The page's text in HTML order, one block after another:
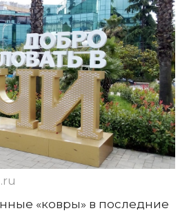
«ковры» в последние